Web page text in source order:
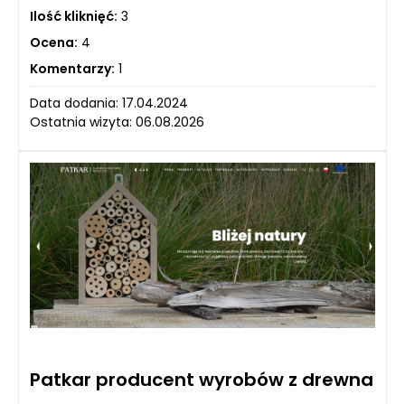
Ilość kliknięć: 3
Ocena: 4
Komentarzy: 1
Data dodania: 17.04.2024
Ostatnia wizyta: 06.08.2026
Patkar producent wyrobów z drewna